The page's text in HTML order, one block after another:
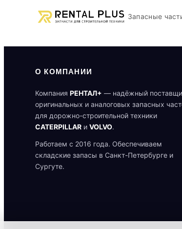
Запасные
О КОМПАНИИ
Компания РЕНТАЛ+ — надёжный
оригинальных и аналоговых запасных
для дорожно-строительной техники
CATERPILLAR и VOLVO.
Работаем с 2016 года. Обеспечиваем
складские запасы в Санкт-Петербурге и
Сургуте.